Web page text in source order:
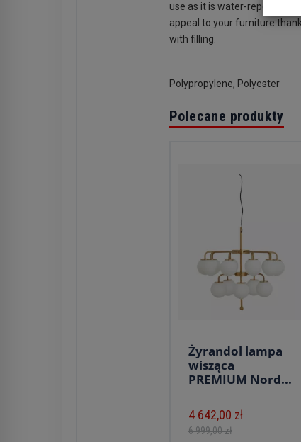
use as it is water-repellent,
appeal to your furniture
with filling.
Polypropylene, Polyester
Polecane produkty
Żyrandol lampa
wisząca
PREMIUM Nord...
4 642,00 zł
6 999,00 zł